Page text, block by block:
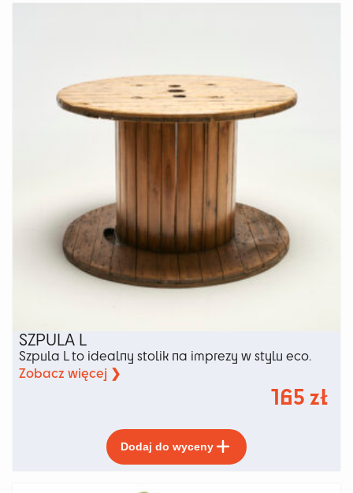
SZPULA L
Szpula L to idealny stolik na imprezy w stylu eco.
Zobacz więcej ❯
165 zł
Dodaj do wyceny
produkt
ma